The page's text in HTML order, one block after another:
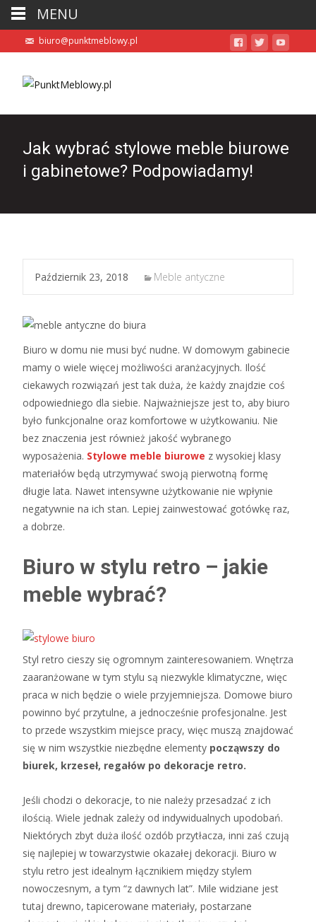
biuro@punktmeblowy.pl
Jak wybrać stylowe meble biurowe
i gabinetowe? Podpowiadamy!
Październik 23, 2018 Meble antyczne
Biuro w domu nie musi być nudne. W domowym gabinecie
mamy o wiele więcej możliwości aranżacyjnych. Ilość
ciekawych rozwiązań jest tak duża, że każdy znajdzie coś
odpowiedniego dla siebie. Najważniejsze jest to, aby biuro
było funkcjonalne oraz komfortowe w użytkowaniu. Nie
bez znaczenia jest również jakość wybranego
wyposażenia. Stylowe meble biurowe z wysokiej klasy
materiałów będą utrzymywać swoją pierwotną formę
długie lata. Nawet intensywne użytkowanie nie wpłynie
negatywnie na ich stan. Lepiej zainwestować gotówkę raz,
a dobrze.
Biuro w stylu retro – jakie
meble wybrać?
Styl retro cieszy się ogromnym zainteresowaniem. Wnętrza
zaaranżowane w tym stylu są niezwykle klimatyczne, więc
praca w nich będzie o wiele przyjemniejsza. Domowe biuro
powinno być przytulne, a jednocześnie profesjonalne. Jest
to przede wszystkim miejsce pracy, więc muszą znajdować
się w nim wszystkie niezbędne elementy począwszy do
biurek, krzeseł, regałów po dekoracje retro.
Jeśli chodzi o dekoracje, to nie należy przesadzać z ich
ilością. Wiele jednak zależy od indywidualnych upodobań.
Niektórych zbyt duża ilość ozdób przytłacza, inni zaś czują
się najlepiej w towarzystwie okazałej dekoracji. Biuro w
stylu retro jest idealnym łącznikiem między stylem
nowoczesnym, a tym “z dawnych lat”. Mile widziane jest
tutaj drewno, tapicerowane materiały, postarzane
MENU